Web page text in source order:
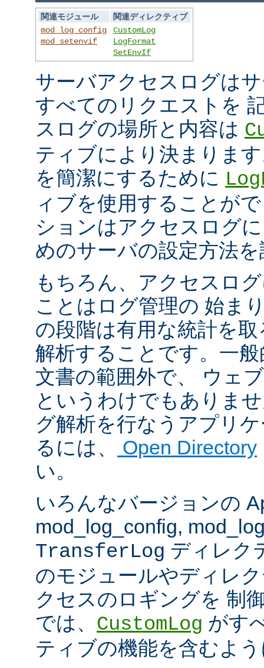
関連モジュール
関連ディレクティブ
mod_log_config
mod_setenvif
CustomLog
LogFormat
SetEnvIf
サーバアクセスログは
すべてのリクエストを
スログの場所と内容は
ティブにより決まりま
を簡潔にするために
ィブを使用することが
ションはアクセスログ
めのサーバの設定方法
もちろん、アクセスロ
ことはログ管理の 始ま
の段階は有用な統計を
解析することです。一
文書の範囲外で、 ウェ
というわけでもありま
グ解析を行なうアプリ
るには、
Open Directory
い。
いろんなバージョンの
mod_log_config,
TransferLog ディレク
のモジュールやディレ
クセスのロギングを 制
では、 CustomLog がす
ティブの機能を含むよ